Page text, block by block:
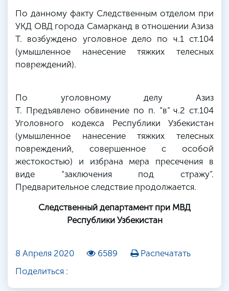
По данному факту Следственным отделом при
УКД ОВД города Самарканд в отношении Азиза
Т. возбуждено уголовное дело по ч.1 ст.104
(умышленное нанесение тяжких телесных
повреждений).
По уголовному делу Азиз
Т. Предъявлено обвинение по п. “в” ч.2 ст.104
Уголовного кодекса Республики Узбекистан
(умышленное нанесение тяжких телесных
повреждений, совершенное с особой
жестокостью) и избрана мера пресечения в
виде “заключения под стражу”.
Предварительное следствие продолжается.
Следственный департамент при МВД
Республики Узбекистан
8 Апреля 2020 6589
Распечатать
Поделиться :